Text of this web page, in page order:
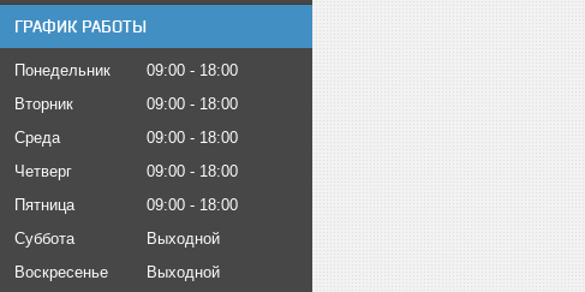
ГРАФИК РАБОТЫ
Понедельник 09:00
18:00
Вторник
09:00
18:00
Среда
09:00
18:00
Четверг
09:00
18:00
Пятница
09:00
18:00
Суббота
Выходной
Воскресенье
Выходной